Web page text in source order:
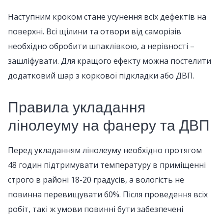
Наступним кроком стане усунення всіх дефектів на
поверхні. Всі щілини та отвори від саморізів
необхідно обробити шпаклівкою, а нерівності –
зашліфувати. Для кращого ефекту можна постелити
додатковий шар з коркової підкладки або ДВП.
Правила укладання
лінолеуму на фанеру та ДВП
Перед укладанням лінолеуму необхідно протягом
48 годин підтримувати температуру в приміщенні
строго в районі 18-20 градусів, а вологість не
повинна перевищувати 60%. Після проведення всіх
робіт, такі ж умови повинні бути забезпечені